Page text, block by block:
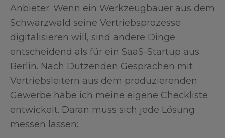
Anbieter. Wenn ein Werkzeugbauer aus dem
Schwarzwald seine Vertriebsprozesse
digitalisieren will, sind andere Dinge
entscheidend als für ein SaaS-Startup aus
Berlin. Nach Dutzenden Gesprächen mit
Vertriebsleitern aus dem produzierenden
Gewerbe habe ich meine eigene Checkliste
entwickelt. Daran muss sich jede Lösung
messen lassen: